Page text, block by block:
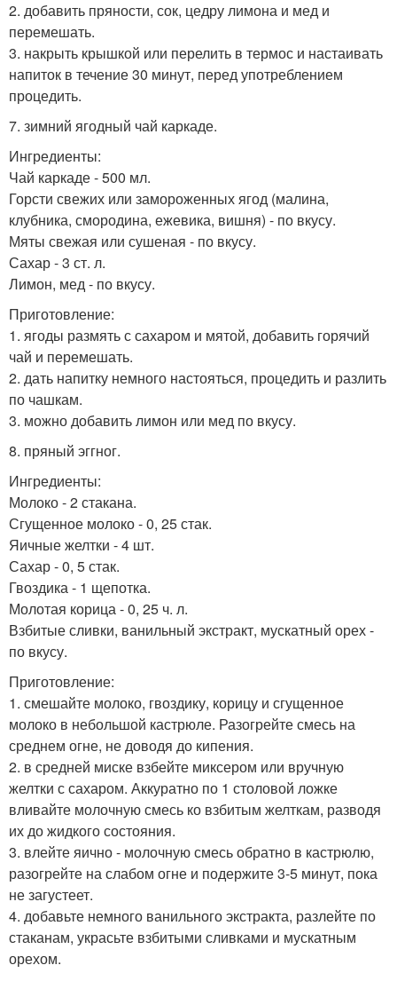
2. добавить пряности, сок, цедру лимона и мед и
перемешать.
3. накрыть крышкой или перелить в термос и настаивать
напиток в течение 30 минут, перед употреблением
процедить.
7. зимний ягодный чай каркаде.
Ингредиенты:
Чай каркаде - 500 мл.
Горсти свежих или замороженных ягод (малина,
клубника, смородина, ежевика, вишня) - по вкусу.
Мяты свежая или сушеная - по вкусу.
Сахар - 3 ст. л.
Лимон, мед - по вкусу.
Приготовление:
1. ягоды размять с сахаром и мятой, добавить горячий
чай и перемешать.
2. дать напитку немного настояться, процедить и разлить
по чашкам.
3. можно добавить лимон или мед по вкусу.
8. пряный эггног.
Ингредиенты:
Молоко - 2 стакана.
Сгущенное молоко - 0, 25 стак.
Яичные желтки - 4 шт.
Сахар - 0, 5 стак.
Гвоздика - 1 щепотка.
Молотая корица - 0, 25 ч. л.
Взбитые сливки, ванильный экстракт, мускатный орех -
по вкусу.
Приготовление:
1. смешайте молоко, гвоздику, корицу и сгущенное
молоко в небольшой кастрюле. Разогрейте смесь на
среднем огне, не доводя до кипения.
2. в средней миске взбейте миксером или вручную
желтки с сахаром. Аккуратно по 1 столовой ложке
вливайте молочную смесь ко взбитым желткам, разводя
их до жидкого состояния.
3. влейте яично - молочную смесь обратно в кастрюлю,
разогрейте на слабом огне и подержите 3-5 минут, пока
не загустеет.
4. добавьте немного ванильного экстракта, разлейте по
стаканам, украсьте взбитыми сливками и мускатным
орехом.